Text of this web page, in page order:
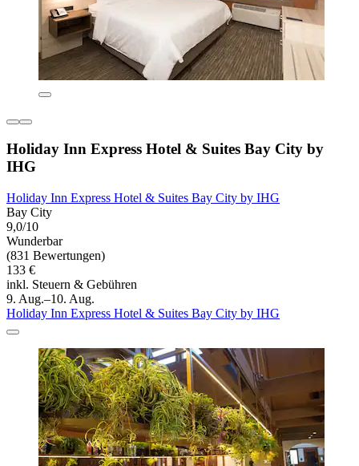
Holiday Inn Express Hotel & Suites Bay City by
IHG
Holiday Inn Express Hotel & Suites Bay City by IHG
Bay City
9,0/10
Wunderbar
(831 Bewertungen)
133 €
inkl. Steuern & Gebühren
9. Aug.–10. Aug.
Holiday Inn Express Hotel & Suites Bay City by IHG